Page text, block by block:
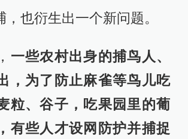
也衍生出一个新问题。
一些农村出身的捕鸟人、
，为了防止麻雀等鸟儿吃
粒、谷子，吃果园里的葡
有些人才设网防护并捕捉